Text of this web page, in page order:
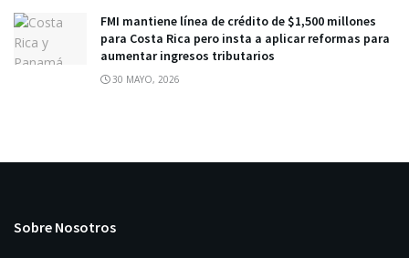
FMI mantiene línea de crédito de $1,500 millones
para Costa Rica pero insta a aplicar reformas para
aumentar ingresos tributarios
30 MAYO, 2026
Sobre Nosotros